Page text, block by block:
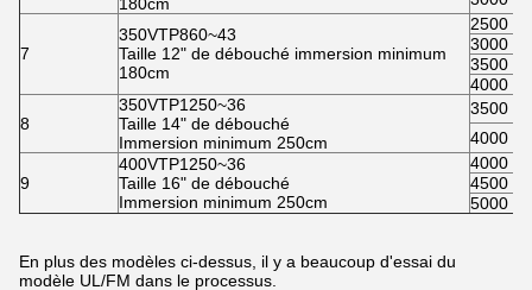
180cm
7
350VTP860~43
Taille 12" de débouché immersion minimum
180cm
2500
3000
3500
4000
8
350VTP1250~36
Taille 14" de débouché
Immersion minimum 250cm
3500
4000
9
400VTP1250~36
Taille 16" de débouché
Immersion minimum 250cm
4000
4500
5000
En plus des modèles ci-dessus, il y a beaucoup d'essai du
modèle UL/FM dans le processus.